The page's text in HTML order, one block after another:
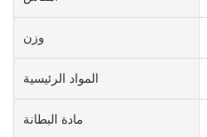
وزن
المواد الرئيسية
مادة البطانة